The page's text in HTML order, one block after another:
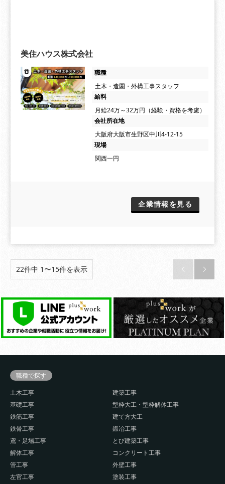
美住ハウス株式会社
職種
土木・造園・外構工事スタッフ
給料
月給24万～32万円（経験・資格を考慮）
会社所在地
大阪府大阪市生野区中川4-12-15
現場
関西一円
企業情報を見る
22件中 1〜15件を表示  
職種で探す
土木工事
建築工事
基礎工事
型枠大工・型枠解体工事
鉄筋工事
建て方大工
鉄骨工事
鍛冶工事
鳶・足場工事
とび建築工事
解体工事
コンクリート工事
管工事
外壁工事
左官工事
塗装工事